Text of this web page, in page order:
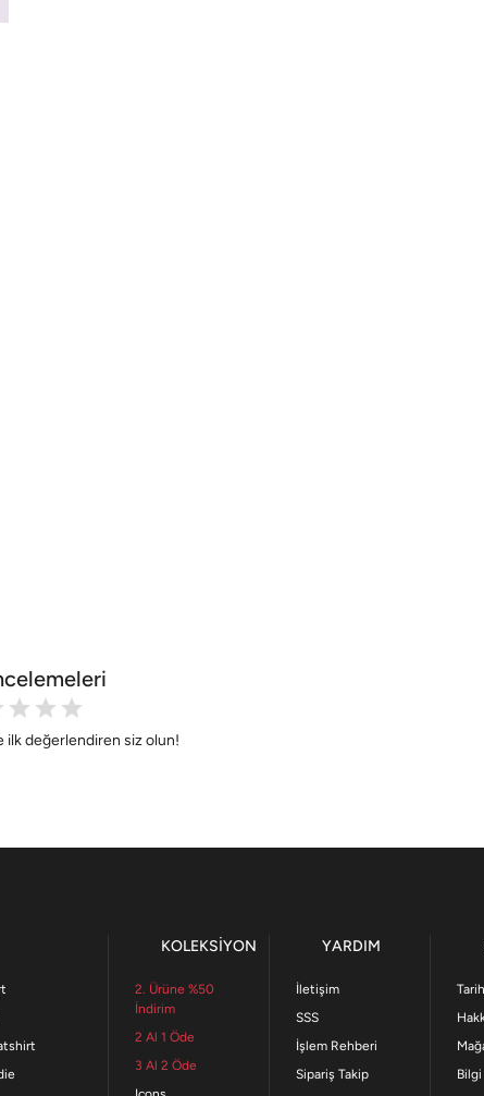
ilk değerlendiren siz olun!
KOLEKSİYON
2. Ürüne %50
İndirim
2 Al 1 Öde
3 Al 2 Öde
YARDIM
İletişim
SSS
İşlem Rehberi
Sipariş Takip